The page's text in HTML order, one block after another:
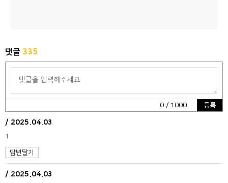
댓글 335
0 / 1000 등록
/ 2025.04.03
1
답변달기
/ 2025.04.03